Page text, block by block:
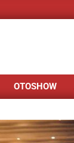
OTOSHOW